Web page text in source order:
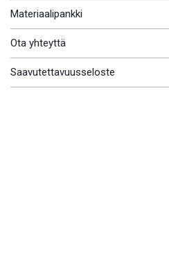
Materiaalipankki
Ota yhteyttä
Saavutettavuusseloste